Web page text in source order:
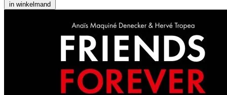
in winkelmand